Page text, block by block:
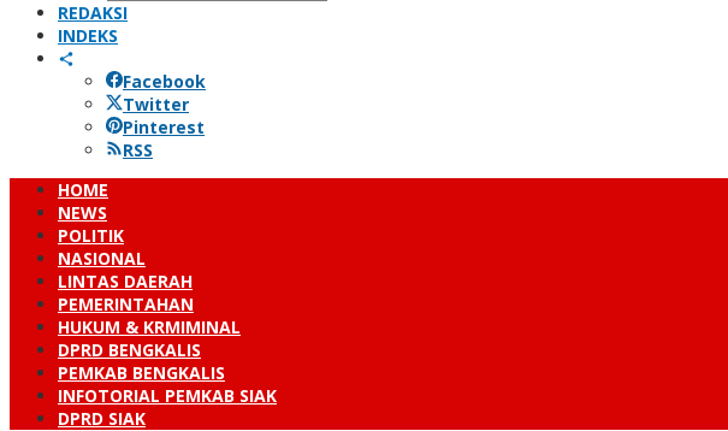
REDAKSI
INDEKS
Facebook
Twitter
Pinterest
RSS
HOME
NEWS
POLITIK
NASIONAL
LINTAS DAERAH
PEMERINTAHAN
HUKUM & KRMIMINAL
DPRD BENGKALIS
PEMKAB BENGKALIS
INFOTORIAL PEMKAB SIAK
DPRD SIAK